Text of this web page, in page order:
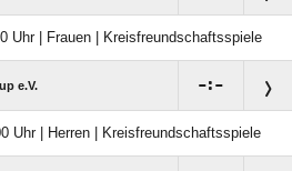
Uhr | Frauen | Kreisfreundschaftsspiele
e.V. :
Uhr | Herren | Kreisfreundschaftsspiele